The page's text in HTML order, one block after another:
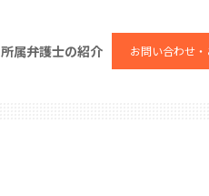
所属弁護士の紹介 お問い合わせ